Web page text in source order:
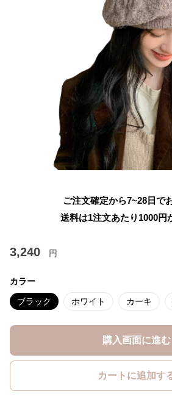
ご注文確定から7~28日で
送料は1注文あたり 1000円
3,240 円
カラー
ブラック ホワイト カーキ
購入画面に進む
カートに追加す